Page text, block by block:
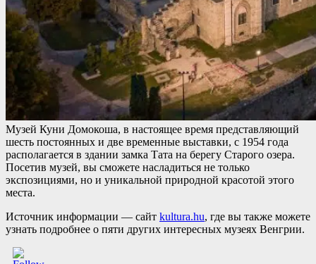
Музей Куни Домокоша, в настоящее время представляющий
шесть постоянных и две временные выставки, с 1954 года
располагается в здании замка Тата на берегу Старого озера.
Посетив музей, вы сможете насладиться не только
экспозициями, но и уникальной природной красотой этого
места.
Источник информации — сайт kultura.hu, где вы также можете
узнать подробнее о пяти других интересных музеях Венгрии.